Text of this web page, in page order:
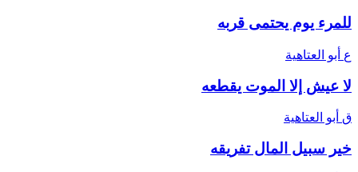
للمرء يوم يحتمى قربه
ع أبو العتاهية
لا عيش إلا الموت يقطعه
ق أبو العتاهية
خير سبيل المال تفريقه